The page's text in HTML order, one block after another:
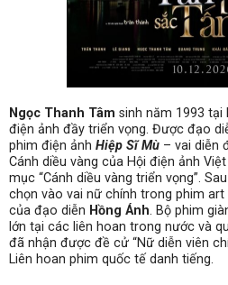
Ngọc Thanh Tâm sinh năm 1993 tại
điện ảnh đầy triển vọng. Được đạo
phim điện ảnh Hiệp Sĩ Mù – vai diễn
Cánh diều vàng của Hội điện ảnh
mục “Cánh diều vàng triển vọng”.
chọn vào vai nữ chính trong phim
của đạo diễn Hồng Ánh. Bộ phim
lớn tại các liên hoan trong nước và
đã nhận được đề cử “Nữ diễn viên
Liên hoan phim quốc tế danh tiếng.